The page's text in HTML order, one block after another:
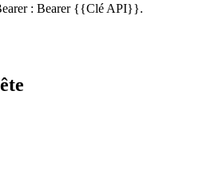
: Bearer {{Clé API}}.